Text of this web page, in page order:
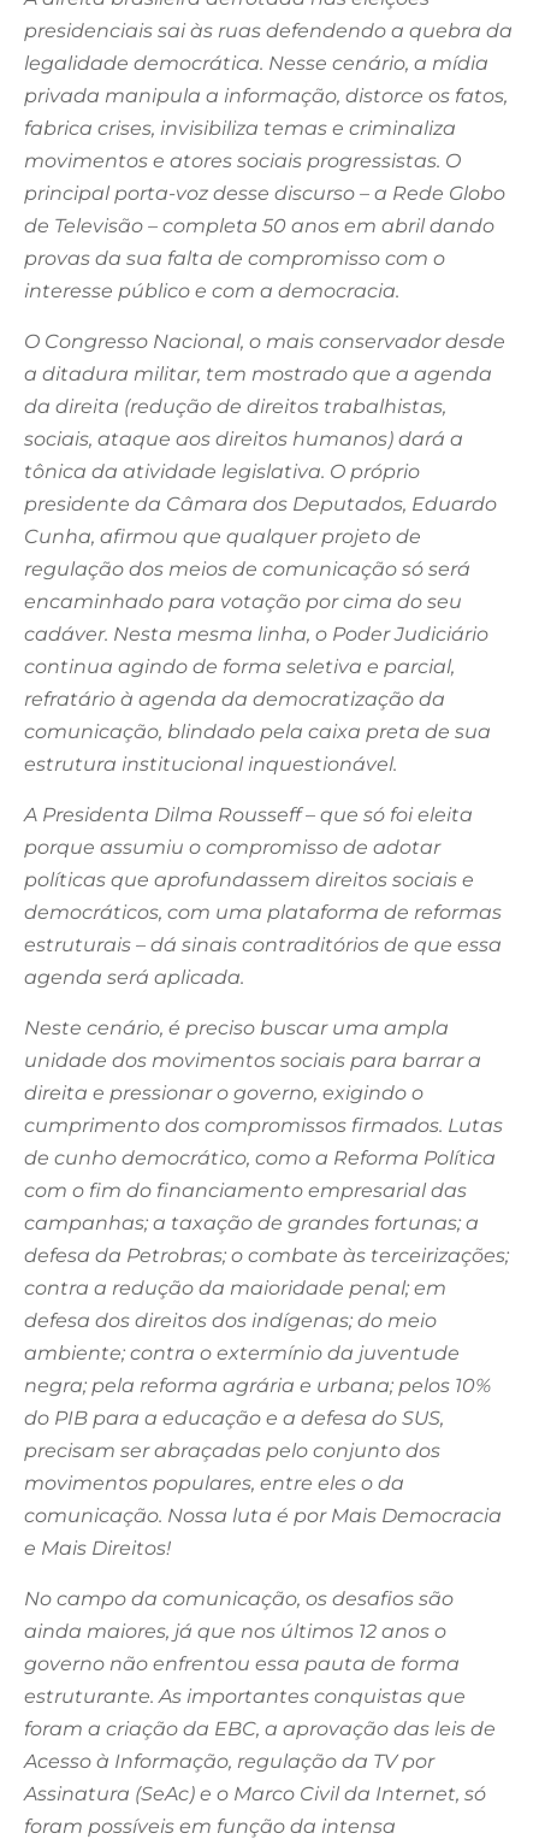
presidenciais sai às ruas defendendo a quebra da
legalidade democrática. Nesse cenário, a mídia
privada manipula a informação, distorce os fatos,
fabrica crises, invisibiliza temas e criminaliza
movimentos e atores sociais progressistas. O
principal porta-voz desse discurso – a Rede Globo
de Televisão – completa 50 anos em abril dando
provas da sua falta de compromisso com o
interesse público e com a democracia.
O Congresso Nacional, o mais conservador desde
a ditadura militar, tem mostrado que a agenda
da direita (redução de direitos trabalhistas,
sociais, ataque aos direitos humanos) dará a
tônica da atividade legislativa. O próprio
presidente da Câmara dos Deputados, Eduardo
Cunha, afirmou que qualquer projeto de
regulação dos meios de comunicação só será
encaminhado para votação por cima do seu
cadáver. Nesta mesma linha, o Poder Judiciário
continua agindo de forma seletiva e parcial,
refratário à agenda da democratização da
comunicação, blindado pela caixa preta de sua
estrutura institucional inquestionável.
A Presidenta Dilma Rousseff – que só foi eleita
porque assumiu o compromisso de adotar
políticas que aprofundassem direitos sociais e
democráticos, com uma plataforma de reformas
estruturais – dá sinais contraditórios de que essa
agenda será aplicada.
Neste cenário, é preciso buscar uma ampla
unidade dos movimentos sociais para barrar a
direita e pressionar o governo, exigindo o
cumprimento dos compromissos firmados. Lutas
de cunho democrático, como a Reforma Política
com o fim do financiamento empresarial das
campanhas; a taxação de grandes fortunas; a
defesa da Petrobras; o combate às terceirizações;
contra a redução da maioridade penal; em
defesa dos direitos dos indígenas; do meio
ambiente; contra o extermínio da juventude
negra; pela reforma agrária e urbana; pelos 10%
do PIB para a educação e a defesa do SUS,
precisam ser abraçadas pelo conjunto dos
movimentos populares, entre eles o da
comunicação. Nossa luta é por Mais Democracia
e Mais Direitos!
No campo da comunicação, os desafios são
ainda maiores, já que nos últimos 12 anos o
governo não enfrentou essa pauta de forma
estruturante. As importantes conquistas que
foram a criação da EBC, a aprovação das leis de
Acesso à Informação, regulação da TV por
Assinatura (SeAc) e o Marco Civil da Internet, só
foram possíveis em função da intensa